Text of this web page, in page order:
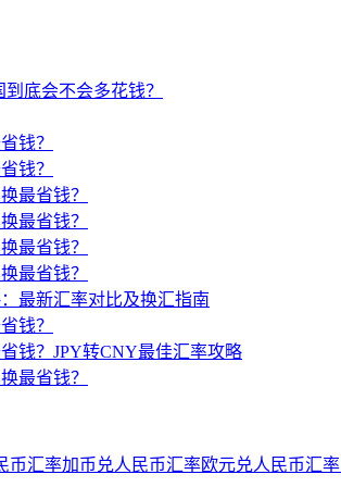
底会不会多花钱？
钱？
钱？
最省钱？
最省钱？
最省钱？
最省钱？
最新汇率对比及换汇指南
钱？
钱？JPY转CNY最佳汇率攻略
最省钱？
币汇率加币兑人民币汇率欧元兑人民币汇率